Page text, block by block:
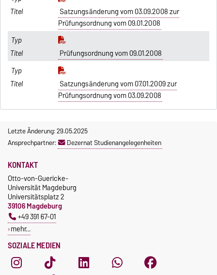
Satzungsänderung vom 03.09.2008 zur
Prüfungsordnung vom 09.01.2008
Prüfungsordnung vom 09.01.2008
Satzungsänderung vom 07.01.2009 zur
Prüfungsordnung vom 03.09.2008
Letzte Änderung: 29.05.2025
Ansprechpartner:
Dezernat Studienangelegenheiten
SOZIALE MEDIEN
KONTAKT
Otto-von-Guericke-
Universität Magdeburg
Universitätsplatz 2
39106 Magdeburg
+49 391 67-01
mehr…